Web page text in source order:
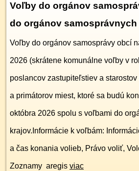
Voľby do orgánov
do orgánov samosprávnych
Voľby do orgánov samosprávy obcí
2026 (skrátene komunálne voľby v
poslancov zastupiteľstiev a
a primátorov miest, ktoré sa budú
októbra 2026 spolu s voľbami do
krajov.Informácie k voľbám: Informácie pre voliča - Dátum
a čas konania volieb, Právo voliť,
Zoznamy aregis viac